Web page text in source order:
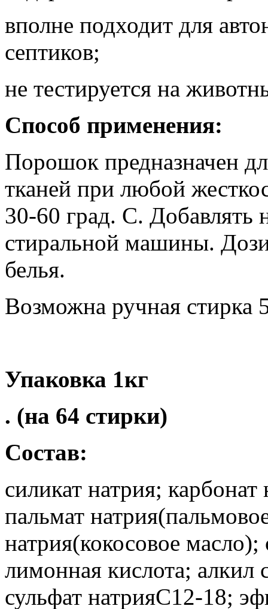
вполне подходит для
септиков;
не тестируется на
Способ применения:
Порошок предназначен
тканей при любой
30-60 град. С. Добавлять
стиральной машины.
белья.
Возможна ручная стирка
Упаковка 1кг
. (на 64 стирки)
Состав:
силикат натрия;
пальмат
натрия(кокосовое
лимонная кислота; алкил
сульфат натрияС12-18;